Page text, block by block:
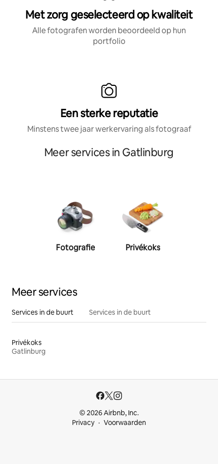
Met zorg geselecteerd op kwaliteit
Alle fotografen worden beoordeeld op hun
portfolio
Een sterke reputatie
Minstens twee jaar werkervaring als fotograaf
Meer services in Gatlinburg
Fotografie Privékoks
Meer services
Services in de buurt Services in de buurt
Privékoks
Gatlinburg
© 2026 Airbnb, Inc.
Privacy
Voorwaarden